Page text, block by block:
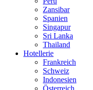
Zansibar
Spanien
Singapur
Sri Lanka
Thailand
Hotellerie
Frankreich
Schweiz
Indonesien
Österreich